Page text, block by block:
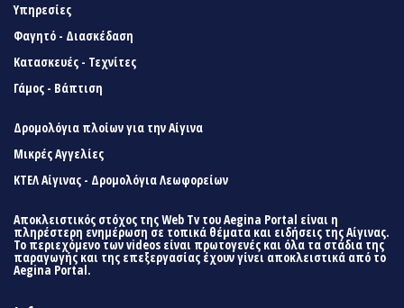
Υπηρεσίες
Φαγητό - Διασκέδαση
Κατασκευές - Τεχνίτες
Γάμος - Βάπτιση
Δρομολόγια πλοίων για την Αίγινα
Μικρές Αγγελίες
ΚΤΕΛ Αίγινας - Δρομολόγια Λεωφορείων
Αποκλειστικός στόχος της Web Tv του Aegina Portal είναι η
πληρέστερη ενημέρωση σε τοπικά θέματα και ειδήσεις της Αίγινας.
Το περιεχόμενο των videos είναι πρωτογενές και όλα τα στάδια της
παραγωγής και της επεξεργασίας έχουν γίνει αποκλειστικά από το
Aegina Portal.